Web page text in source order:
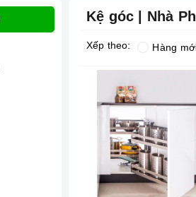
Kệ góc | Nhà
Xếp theo: Hàng